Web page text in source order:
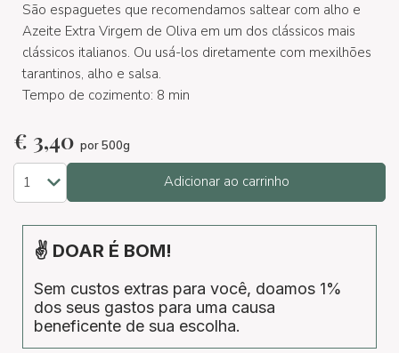
São espaguetes que recomendamos saltear com alho e
Azeite Extra Virgem de Oliva em um dos clássicos mais
clássicos italianos. Ou usá-los diretamente com mexilhões
tarantinos, alho e salsa.
Tempo de cozimento: 8 min
€ 3,40 por 500g
Adicionar ao carrinho
✌ DOAR É BOM!
Sem custos extras para você, doamos 1%
dos seus gastos para uma causa
beneficente de sua escolha.